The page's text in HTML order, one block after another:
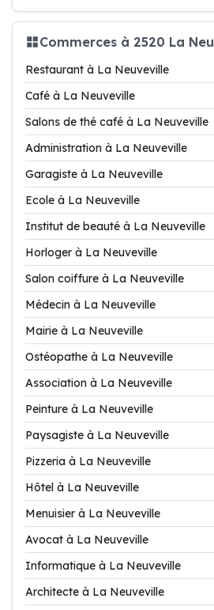
Commerces à 2520 La
Restaurant à La Neuveville
Café à La Neuveville
Salons de thé café à La Neuveville
Administration à La Neuveville
Garagiste à La Neuveville
Ecole à La Neuveville
Institut de beauté à La Neuveville
Horloger à La Neuveville
Salon coiffure à La Neuveville
Médecin à La Neuveville
Mairie à La Neuveville
Ostéopathe à La Neuveville
Association à La Neuveville
Peinture à La Neuveville
Paysagiste à La Neuveville
Pizzeria à La Neuveville
Hôtel à La Neuveville
Menuisier à La Neuveville
Avocat à La Neuveville
Informatique à La Neuveville
Architecte à La Neuveville